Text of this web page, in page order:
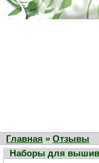
Главная » Отзывы
Наборы для